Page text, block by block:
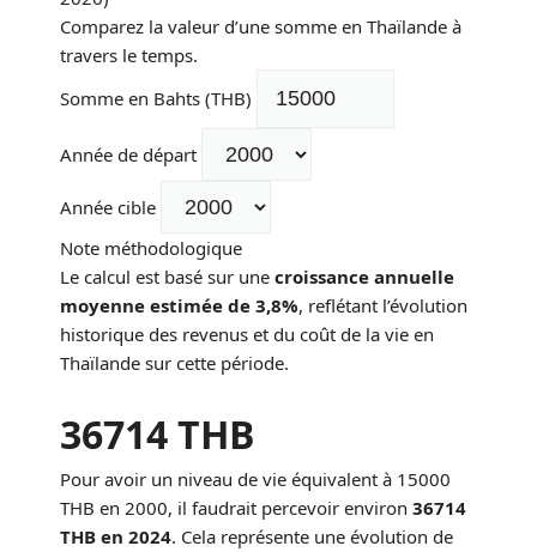
Comparez la valeur d’une somme en Thaïlande à
travers le temps.
Somme en Bahts (THB)
Année de départ
Année cible
Note méthodologique
Le calcul est basé sur une croissance annuelle
moyenne estimée de 3,8%, reflétant l’évolution
historique des revenus et du coût de la vie en
Thaïlande sur cette période.
36714THB
Pour avoir un niveau de vie équivalent à 15000
THB en 2000, il faudrait percevoir environ 36714
THB en 2024. Cela représente une évolution de